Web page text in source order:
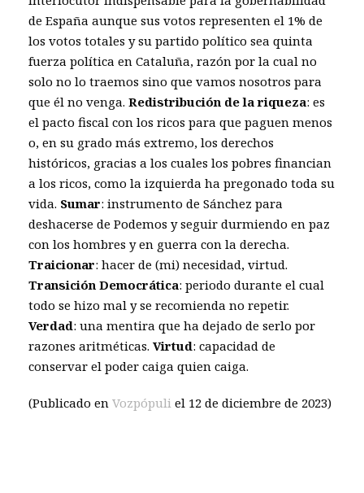
de España aunque sus votos representen el 1% de
los votos totales y su partido político sea quinta
fuerza política en Cataluña, razón por la cual no
solo no lo traemos sino que vamos nosotros para
que él no venga. Redistribución de la riqueza: es
el pacto fiscal con los ricos para que paguen menos
o, en su grado más extremo, los derechos
históricos, gracias a los cuales los pobres financian
a los ricos, como la izquierda ha pregonado toda su
vida. Sumar: instrumento de Sánchez para
deshacerse de Podemos y seguir durmiendo en paz
con los hombres y en guerra con la derecha.
Traicionar: hacer de (mi) necesidad, virtud.
Transición Democrática: periodo durante el cual
todo se hizo mal y se recomienda no repetir.
Verdad: una mentira que ha dejado de serlo por
razones aritméticas. Virtud: capacidad de
conservar el poder caiga quien caiga.
(Publicado en Vozpópuli el 12 de diciembre de 2023)